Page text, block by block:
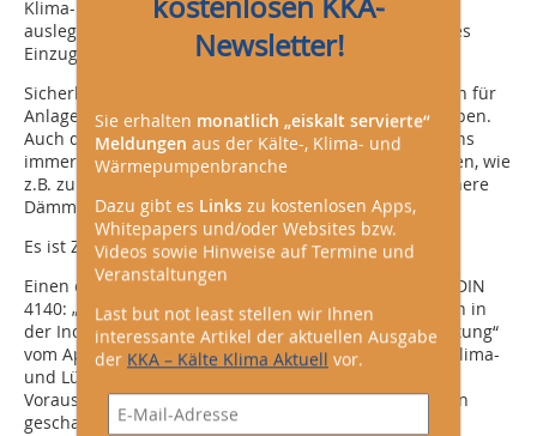
Klima- und Lüftungsleitungen nach Energieeffizienz
auslegen ließen, nicht vor 2016 zu erwarten. Wann dies
Einzug in die Praxis hält, bleibt also offen.
Sicherlich wird es Unterschiede zwischen Dämmungen für
Anlagen zur Erwärmung und Anlagen zur Kühlung geben.
Auch die tägliche Praxis auf einer Baustelle beweist uns
immer wieder, dass besonders bauliche Gegebenheiten, wie
z.B. zu geringe Abstände zwischen den Leitungen, höhere
Dämmdicken verhindern.
Es ist Zeit für ein Umdenken.
Einen ersten Schritt bietet hier die neue Fassung der DIN
4140: „Dämmarbeiten an betriebstechnischen Anlagen in
der Industrie und in der technischen Gebäudeausrüstung“
vom April 2014. Hier werden die Abstände zwischen Klima-
und Lüftungsleitungen neu geregelt und damit die
Voraussetzungen für den Einbau höherer Dämmdicken
geschaffen.
Newsletter!
Sie erhalten monatlich „eiskalt servierte“
Meldungen aus der Kälte-, Klima- und
Wärmepumpenbranche
Dazu gibt es Links zu kostenlosen Apps,
Whitepapers und/oder Websites bzw.
Videos sowie Hinweise auf Termine und
Veranstaltungen
Last but not least stellen wir Ihnen
interessante Artikel der aktuellen Ausgabe
der KKA – Kälte Klima Aktuell vor.